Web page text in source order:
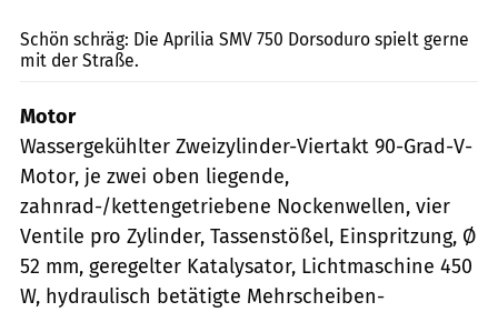
Schön schräg: Die Aprilia SMV 750 Dorsoduro spielt gerne
mit der Straße.
Motor
Wassergekühlter Zweizylinder-Viertakt 90-Grad-V-
Motor, je zwei oben liegende,
zahnrad-/kettengetriebene Nockenwellen, vier
Ventile pro Zylinder, Tassenstößel, Einspritzung, Ø
52 mm, geregelter Katalysator, Lichtmaschine 450
W, hydraulisch betätigte Mehrscheiben-